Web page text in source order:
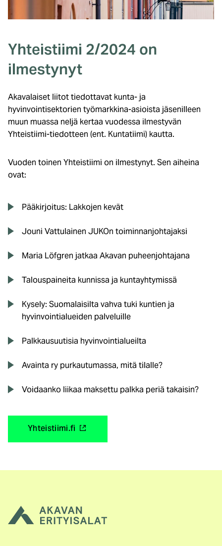
Yhteistiimi 2/2024 on
ilmestynyt
Akavalaiset liitot tiedottavat kunta- ja
hyvinvointisektorien työmarkkina-asioista jäsenilleen
muun muassa neljä kertaa vuodessa ilmestyvän
Yhteistiimi-tiedotteen (ent. Kuntatiimi) kautta.
Vuoden toinen Yhteistiimi on ilmestynyt. Sen aiheina
ovat:
Pääkirjoitus: Lakkojen kevät
Jouni Vattulainen JUKOn toiminnanjohtajaksi
Maria Löfgren jatkaa Akavan puheenjohtajana
Talouspaineita kunnissa ja kuntayhtymissä
Kysely: Suomalaisilta vahva tuki kuntien ja
hyvinvointialueiden palveluille
Palkkausuutisia hyvinvointialueilta
Avainta ry purkautumassa, mitä tilalle?
Voidaanko liikaa maksettu palkka periä takaisin?
Yhteistiimi.fi
u
n
e
n